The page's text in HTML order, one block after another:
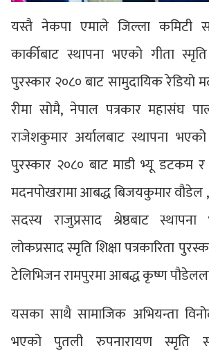
यस्तै नेकपा एमाले जिल्ला कमिटी
कार्कीबाट स्थापना भएको गीता स्मृति
पुरस्कार २०८० बाट सामुदायिक रेडियो
रीमा सोमै, नेपाल पत्रकार महासंघ
राजेशकुमार अर्यालबाट स्थापना भएको
पुरस्कार २०८० बाट माडी भ्यू डटकम र
मदनपोखरामा आबद्ध बिजयकुमार वौडेल ,
सदस्य राजुप्रसाद श्रेष्ठबाट
लोकप्रसाद स्मृति शिक्षा पत्रकारिता
टेलिभिजन रामपुरमा आबद्ध कृष्ण
यसका साथै सामाजिक अभियन्ता
भएको पुतली रुपनारायण स्मृति